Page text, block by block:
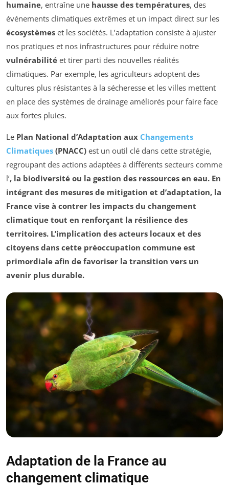
humaine, entraîne une hausse des températures, des
événements climatiques extrêmes et un impact direct sur les
écosystèmes et les sociétés. L’adaptation consiste à ajuster
nos pratiques et nos infrastructures pour réduire notre
vulnérabilité et tirer parti des nouvelles réalités
climatiques. Par exemple, les agriculteurs adoptent des
cultures plus résistantes à la sécheresse et les villes mettent
en place des systèmes de drainage améliorés pour faire face
aux fortes pluies.
Le Plan National d’Adaptation aux Changements
Climatiques (PNACC) est un outil clé dans cette stratégie,
regroupant des actions adaptées à différents secteurs comme
l’, la biodiversité ou la gestion des ressources en eau. En
intégrant des mesures de mitigation et d’adaptation, la
France vise à contrer les impacts du changement
climatique tout en renforçant la résilience des
territoires. L’implication des acteurs locaux et des
citoyens dans cette préoccupation commune est
primordiale afin de favoriser la transition vers un
avenir plus durable.
Adaptation de la France au
changement climatique